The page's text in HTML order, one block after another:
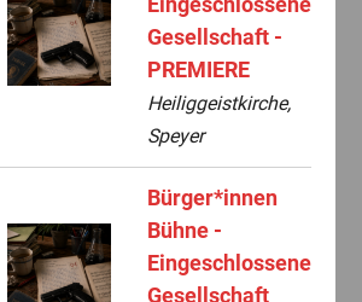
Eingeschlossene
Gesellschaft -
PREMIERE
Heiliggeistkirche,
Speyer
Bürger*innen
Bühne -
Eingeschlossene
Gesellschaft